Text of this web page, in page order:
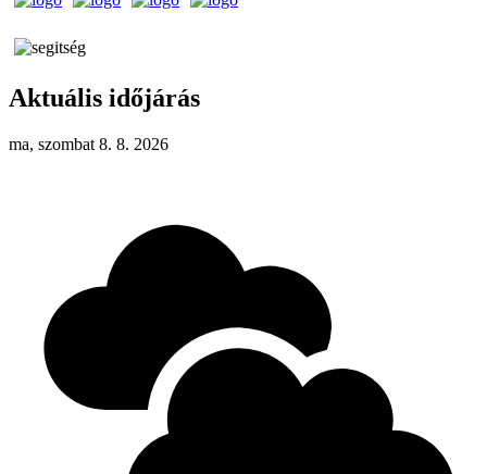
Aktuális időjárás
ma, szombat 8. 8. 2026